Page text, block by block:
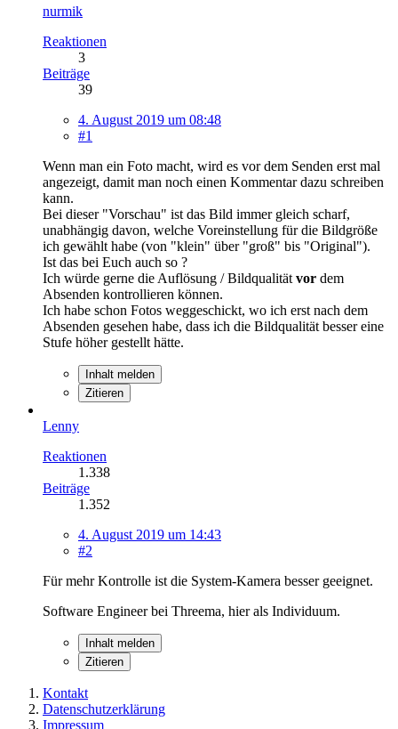
nurmik
Reaktionen
3
Beiträge
39
4. August 2019 um 08:48
#1
Wenn man ein Foto macht, wird es vor dem Senden erst mal
angezeigt, damit man noch einen Kommentar dazu schreiben
kann.
Bei dieser "Vorschau" ist das Bild immer gleich scharf,
unabhängig davon, welche Voreinstellung für die Bildgröße
ich gewählt habe (von "klein" über "groß" bis "Original").
Ist das bei Euch auch so ?
Ich würde gerne die Auflösung / Bildqualität vor dem
Absenden kontrollieren können.
Ich habe schon Fotos weggeschickt, wo ich erst nach dem
Absenden gesehen habe, dass ich die Bildqualität besser eine
Stufe höher gestellt hätte.
Inhalt melden
Zitieren
Lenny
Reaktionen
1.338
Beiträge
1.352
4. August 2019 um 14:43
#2
Für mehr Kontrolle ist die System-Kamera besser geeignet.
Software Engineer bei Threema, hier als Individuum.
Inhalt melden
Zitieren
Kontakt
Datenschutzerklärung
Impressum